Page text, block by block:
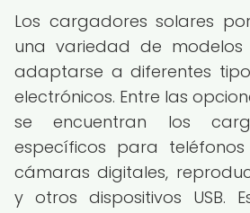
Los cargadores solares
una variedad de modelos
adaptarse a diferentes
electrónicos. Entre las
se encuentran los
específicos para teléfonos
cámaras digitales,
y otros dispositivos USB.